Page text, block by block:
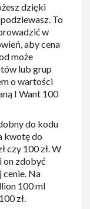
dzięki
To
w
aby cena
może
lub grup
o wartości
I Want 100
do kodu
kwotę do
czy 100 zł. W
on zdobyć
Na
100 ml
zł.